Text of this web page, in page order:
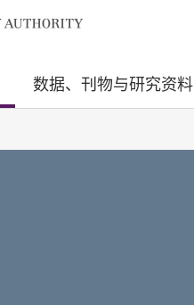
数据、刊物与研究资料